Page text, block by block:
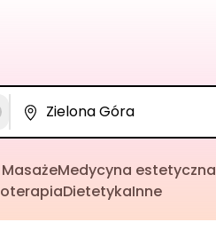
MasażeMedycyna estetyczna
DietetykaInne